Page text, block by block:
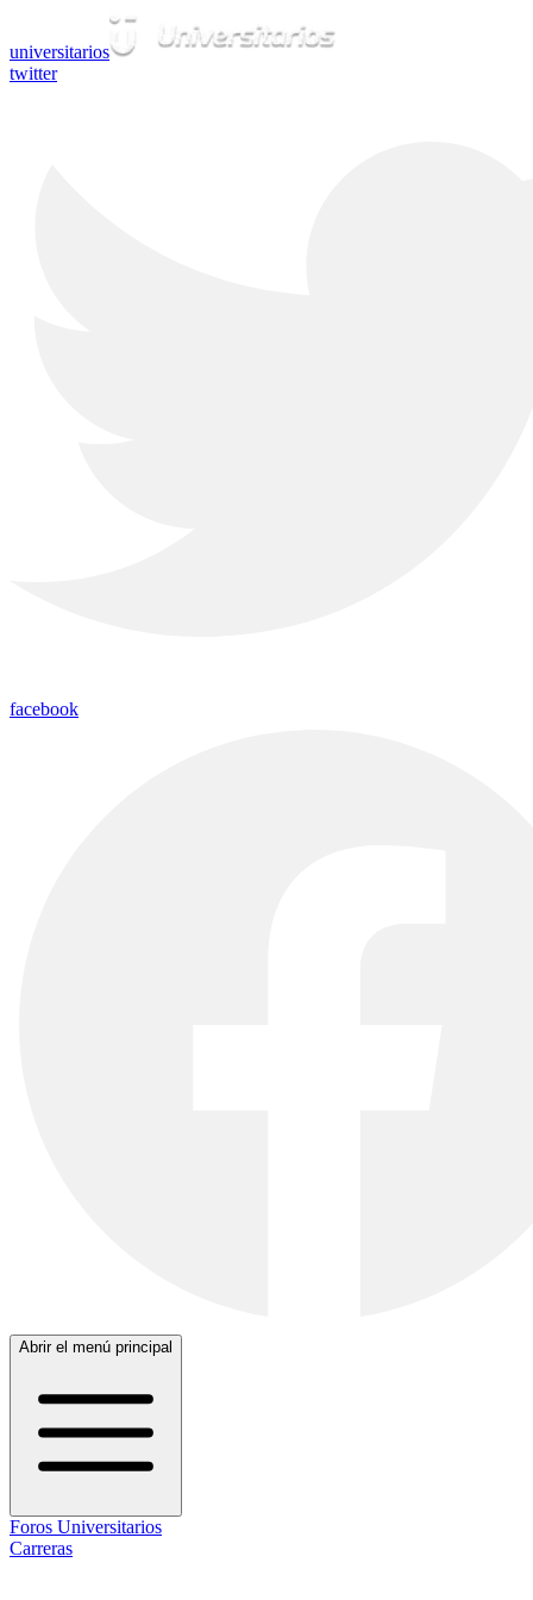
universitarios
twitter
facebook
Abrir el menú principal
Foros Universitarios
Carreras